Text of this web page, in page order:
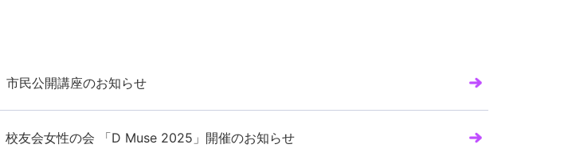
市民公開講座のお知らせ
校友会女性の会 「D Muse 2025」開催のお知らせ